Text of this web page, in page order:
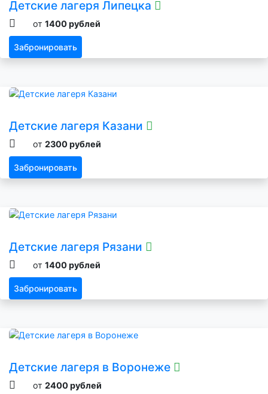
Детские лагеря Липецка
от 1400 рублей
Забронировать
Детские лагеря Казани
от 2300 рублей
Забронировать
Детские лагеря Рязани
от 1400 рублей
Забронировать
Детские лагеря в Воронеже
от 2400 рублей